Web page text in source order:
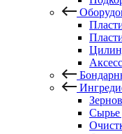
Сырье